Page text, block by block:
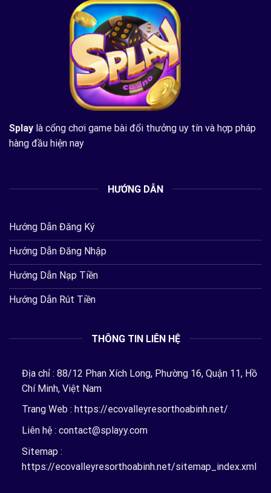
Splay là cổng chơi game bài đổi thưởng uy tín và hợp pháp
hàng đầu hiện nay
HƯỚNG DẪN
Hướng Dẫn Đăng Ký
Hướng Dẫn Đăng Nhập
Hướng Dẫn Nạp Tiền
Hướng Dẫn Rút Tiền
THÔNG TIN LIÊN HỆ
Địa chỉ : 88/12 Phan Xích Long, Phường 16, Quận 11, Hồ
Chí Minh, Việt Nam
Trang Web : https://ecovalleyresorthoabinh.net/
Liên hệ : contact@splayy.com
Sitemap :
https://ecovalleyresorthoabinh.net/sitemap_index.xml